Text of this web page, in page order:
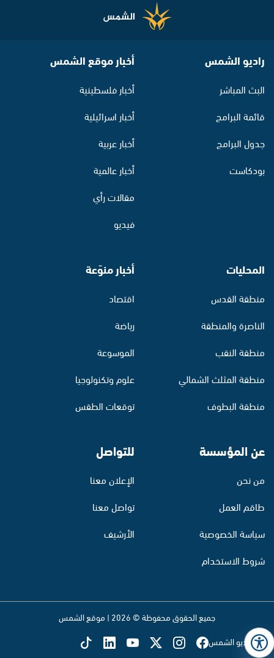
راديو الشمس
البث المباشر
قائمة البرامج
جدول البرامج
بودكاست
أخبار موقع الشمس
أخبار فلسطينية
أخبار اسرائيلية
أخبار عربية
أخبار عالمية
مقالات رأي
فيديو
المحليات
منطقة القدس
الناصرة والمنطقة
منطقة النقب
منطقة المثلث الشمالي
منطقة البطوف
أخبار منوّعة
اقتصاد
رياضة
الموسوعة
علوم وتكنولوجيا
توقعات الطقس
عن المؤسسة
من نحن
طاقم العمل
سياسة الخصوصية
شروط الاستخدام
للتواصل
الإعلان معنا
تواصل معنا
الأرشيف
جميع الحقوق محفوظة © 2026 | موقع الشمس
تابع راديو الشمس